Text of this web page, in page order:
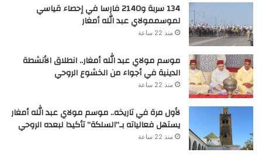
134 سربة و2140 فارسا في إحصاء قياسي
لموسممولاي عبد الله أمغار
منذ 22 ساعة
موسم مولاي عبد الله أمغار.. انطلاق الأنشطة
الدينية في أجواء من الخشوع الروحي
منذ 22 ساعة
لأول مرة في تاريخه.. موسم مولاي عبد الله أمغار
يستهل فعالياته بـ”السلكة” تأكيدا لبعده الروحي
منذ 22 ساعة